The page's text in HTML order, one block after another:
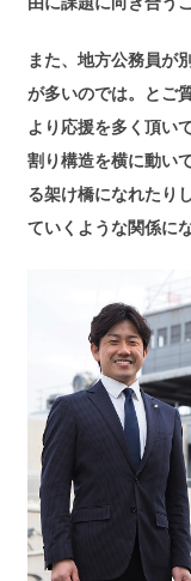
また、地方公務員が
が多いのでは。とご
より応援を多く頂い
割り構造を横に動い
る架け橋になれたり
ていくような関係に